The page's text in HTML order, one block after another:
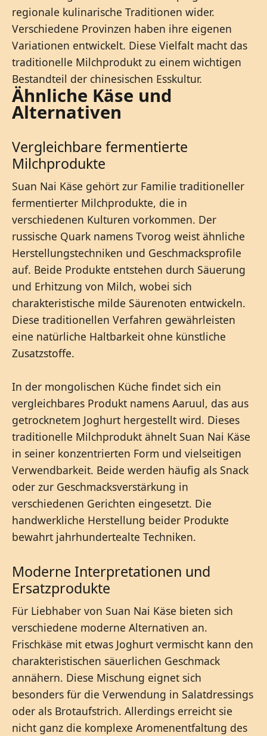
regionale kulinarische Traditionen wider.
Verschiedene Provinzen haben ihre eigenen
Variationen entwickelt. Diese Vielfalt macht das
traditionelle Milchprodukt zu einem wichtigen
Bestandteil der chinesischen Esskultur.
Ähnliche Käse und
Alternativen
Vergleichbare fermentierte
Milchprodukte
Suan Nai Käse gehört zur Familie traditioneller
fermentierter Milchprodukte, die in
verschiedenen Kulturen vorkommen. Der
russische Quark namens Tvorog weist ähnliche
Herstellungstechniken und Geschmacksprofile
auf. Beide Produkte entstehen durch Säuerung
und Erhitzung von Milch, wobei sich
charakteristische milde Säurenoten entwickeln.
Diese traditionellen Verfahren gewährleisten
eine natürliche Haltbarkeit ohne künstliche
Zusatzstoffe.
In der mongolischen Küche findet sich ein
vergleichbares Produkt namens Aaruul, das aus
getrocknetem Joghurt hergestellt wird. Dieses
traditionelle Milchprodukt ähnelt Suan Nai Käse
in seiner konzentrierten Form und vielseitigen
Verwendbarkeit. Beide werden häufig als Snack
oder zur Geschmacksverstärkung in
verschiedenen Gerichten eingesetzt. Die
handwerkliche Herstellung beider Produkte
bewahrt jahrhundertealte Techniken.
Moderne Interpretationen und
Ersatzprodukte
Für Liebhaber von Suan Nai Käse bieten sich
verschiedene moderne Alternativen an.
Frischkäse mit etwas Joghurt vermischt kann den
charakteristischen säuerlichen Geschmack
annähern. Diese Mischung eignet sich
besonders für die Verwendung in Salatdressings
oder als Brotaufstrich. Allerdings erreicht sie
nicht ganz die komplexe Aromenentfaltung des